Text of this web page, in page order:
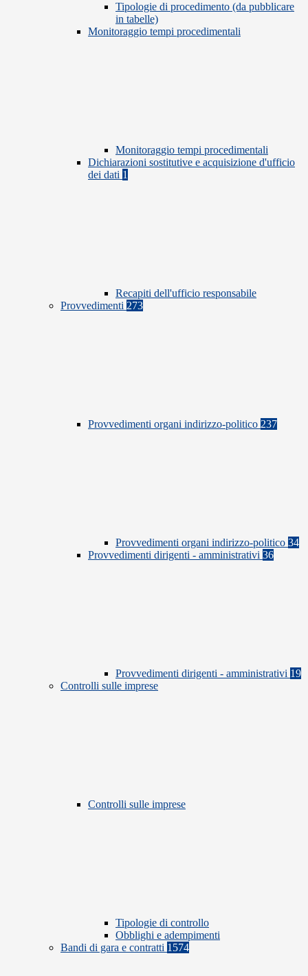
Tipologie di procedimento (da pubblicare
in tabelle)
Monitoraggio tempi procedimentali
Monitoraggio tempi procedimentali
Dichiarazioni sostitutive e acquisizione d'ufficio
dei dati 1
Recapiti dell'ufficio responsabile
Provvedimenti 273
Provvedimenti organi indirizzo-politico 237
Provvedimenti organi indirizzo-politico 34
Provvedimenti dirigenti - amministrativi 36
Provvedimenti dirigenti - amministrativi 19
Controlli sulle imprese
Controlli sulle imprese
Tipologie di controllo
Obblighi e adempimenti
Bandi di gara e contratti 1574